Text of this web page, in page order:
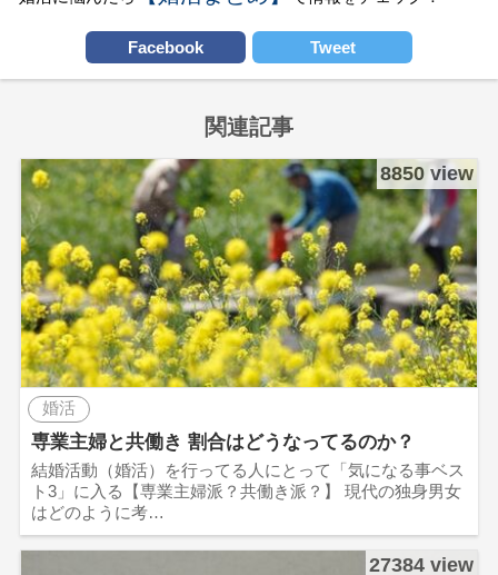
Facebook Tweet
関連記事
8850 view
婚活
専業主婦と共働き 割合はどうなってるのか？
結婚活動（婚活）を行ってる人にとって「気になる事ベス
ト3」に入る【専業主婦派？共働き派？】 現代の独身男女
はどのように考…
27384 view